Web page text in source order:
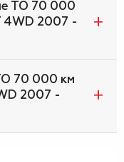
ТО 70 000
4WD 2007 -
70 000 км
2007 -